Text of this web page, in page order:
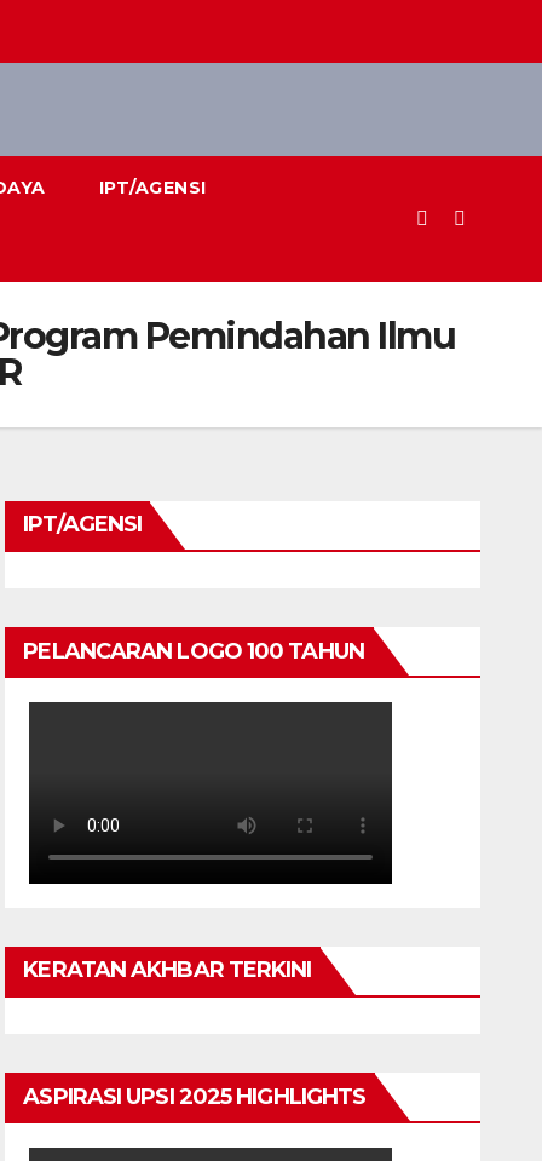
IPT/AGENSI
Pemindahan Ilmu
IPT/AGENSI
PELANCARAN LOGO 100 TAHUN
KERATAN AKHBAR TERKINI
ASPIRASI UPSI 2025 HIGHLIGHTS